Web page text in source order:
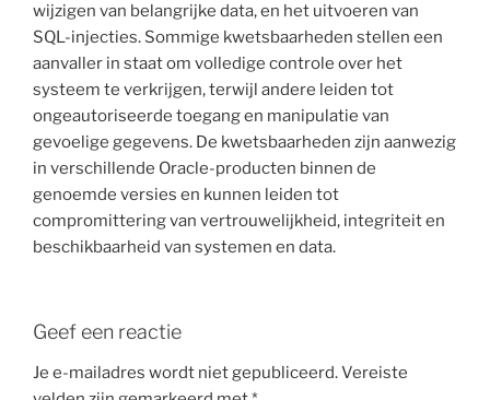
wijzigen van belangrijke data, en het uitvoeren van
SQL-injecties. Sommige kwetsbaarheden stellen een
aanvaller in staat om volledige controle over het
systeem te verkrijgen, terwijl andere leiden tot
ongeautoriseerde toegang en manipulatie van
gevoelige gegevens. De kwetsbaarheden zijn aanwezig
in verschillende Oracle-producten binnen de
genoemde versies en kunnen leiden tot
compromittering van vertrouwelijkheid, integriteit en
beschikbaarheid van systemen en data.
Geef een reactie
Je e-mailadres wordt niet gepubliceerd.Vereiste